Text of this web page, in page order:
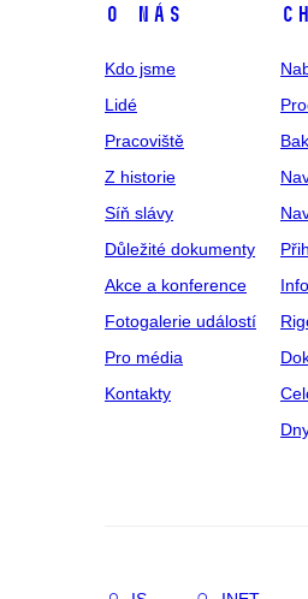
O NÁS
Kdo jsme
Lidé
Pracoviště
Z historie
Síň slávy
Důležité dokumenty
Akce a konference
Fotogalerie událostí
Pro média
Kontakty